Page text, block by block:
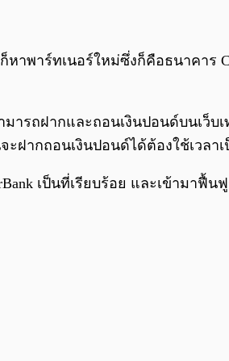
หาพาร์ทเนอร์ใหม่ซึ่งก็คือธนาคาร
สามารถฝากและถอนเงินปอนด์บนเ
ฝากถอนเงินปอนด์ได้ต้องใช้เวลา
เป็นที่เรียบร้อย และเข้ามาฟื้น